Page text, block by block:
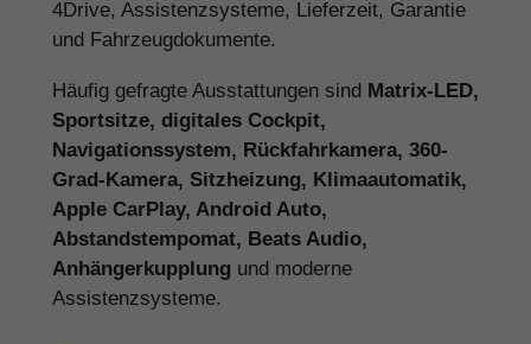
4Drive, Assistenzsysteme, Lieferzeit, Garantie
und Fahrzeugdokumente.
Häufig gefragte Ausstattungen sind Matrix-LED,
Sportsitze, digitales Cockpit,
Navigationssystem, Rückfahrkamera, 360-
Grad-Kamera, Sitzheizung, Klimaautomatik,
Apple CarPlay, Android Auto,
Abstandstempomat, Beats Audio,
Anhängerkupplung und moderne
Assistenzsysteme.